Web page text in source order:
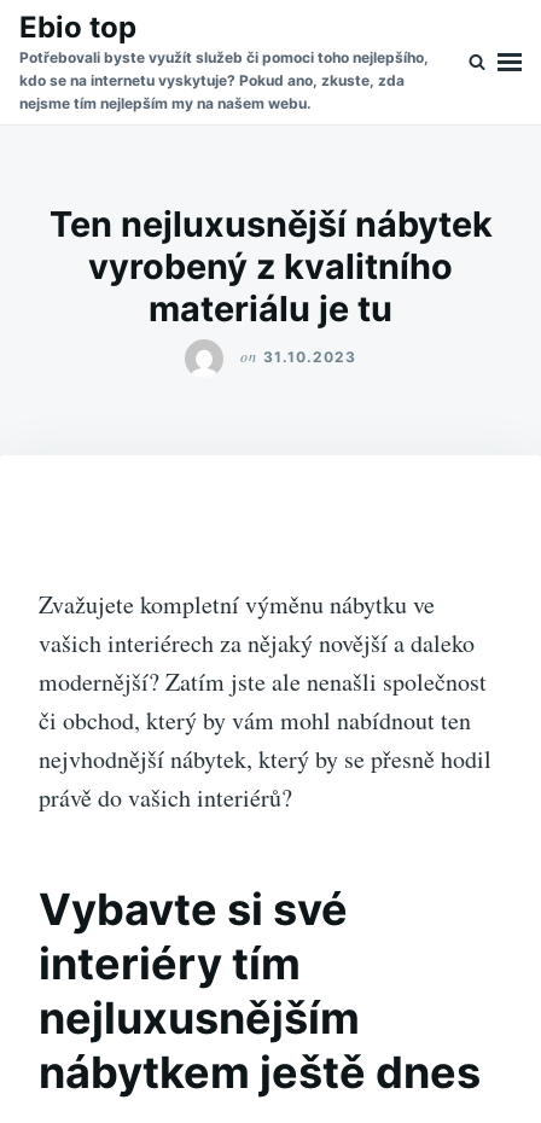
Skip
content
Search
for:
Ebio top
Potřebovali byste využít služeb či pomoci toho nejlepšího,
kdo se na internetu vyskytuje? Pokud ano, zkuste, zda
nejsme tím nejlepším my na našem webu.
Ten nejluxusnější nábytek
vyrobený z kvalitního
materiálu je tu
on 31.10.2023
Zvažujete kompletní výměnu nábytku ve
vašich interiérech za nějaký novější a daleko
modernější? Zatím jste ale nenašli společnost
či obchod, který by vám mohl nabídnout ten
nejvhodnější nábytek, který by se přesně hodil
právě do vašich interiérů?
Vybavte si své
interiéry tím
nejluxusnějším
nábytkem ještě dnes